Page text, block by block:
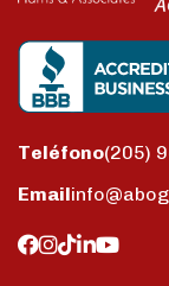
Teléfono(205)
Email